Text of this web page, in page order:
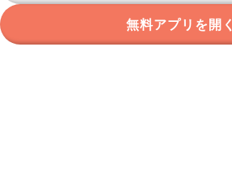
無料アプリを開く